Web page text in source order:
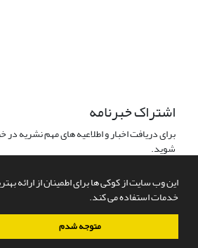
این وب سایت از کوکی ها برای اطمینان از ارائه
خدمات استفاده می کند.
متوجه شدم
اشتراک خبرنامه
برای دریافت اخبار و اطلاعیه های مهم نشریه
شوید.
سامانه مدیریت نشریات علمی.طراحی و پیاده